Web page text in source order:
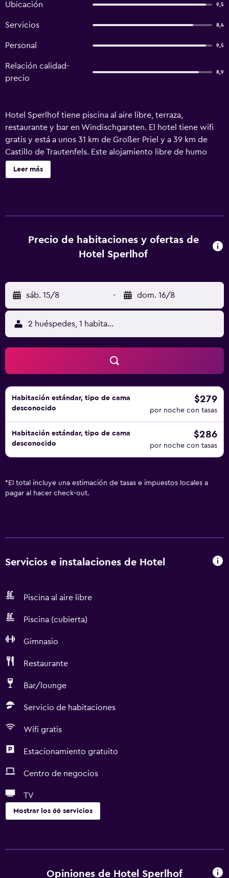
Ubicación 9,5
Servicios 8,4
Personal 9,5
Relación calidad-
precio
8,9
Hotel Sperlhof tiene piscina al aire libre, terraza,
restaurante y bar en Windischgarsten. El hotel tiene wifi
gratis y está a unos 31 km de Großer Priel y a 39 km de
Castillo de Trautenfels. Este alojamiento libre de humo
está a 34 km de Abadía de Admont. Las unidades de este
alojamiento están equipadas con TV. Las habitaciones
de fitness y sauna, o en eljardín, equipado con zona de
juegos infantil. La zona es ideal para practicar esquí y
está a 48 km. El aeropuerto (Aeropuerto de Linz) está a 81
km.
Leer más
Precio de habitaciones y ofertas de
Hotel Sperlhof
sáb. 15/8 - dom. 16/8
2 huéspedes, 1 habitación
Habitación estándar, tipo de cama
desconocido
$279
por noche con tasas
Habitación estándar, tipo de cama
desconocido
$286
por noche con tasas
* El total incluye una estimación de tasas e impuestos locales a
pagar al hacer check-out.
Servicios e instalaciones de Hotel
Piscina al aire libre
Piscina (cubierta)
Gimnasio
Restaurante
Bar/lounge
Servicio de habitaciones
Wifi gratis
Estacionamiento gratuito
Centro de negocios
TV
Mostrar los 66 servicios
Masajes
Opiniones de Hotel Sperlhof